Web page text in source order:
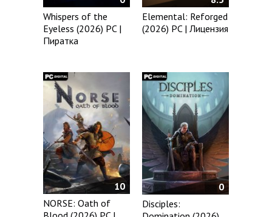
Whispers of the
Eyeless (2026) PC |
Пиратка
Elemental: Reforged
(2026) PC | Лицензия
10
NORSE: Oath of
0
Disciples: